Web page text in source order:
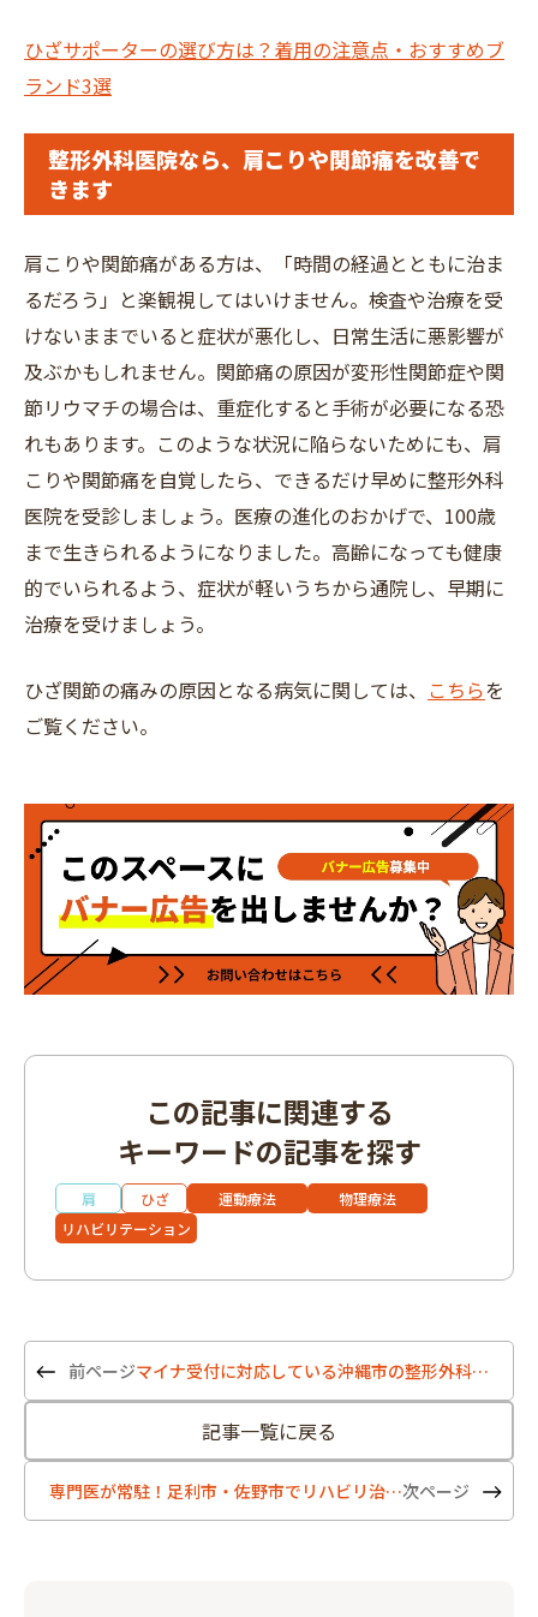
ひざサポーターの選び方は？着用の注意点・おすすめブ
ランド3選
整形外科医院なら、肩こりや関節痛を改善で
きます
肩こりや関節痛がある方は、「時間の経過とともに治ま
るだろう」と楽観視してはいけません。検査や治療を受
けないままでいると症状が悪化し、日常生活に悪影響が
及ぶかもしれません。関節痛の原因が変形性関節症や関
節リウマチの場合は、重症化すると手術が必要になる恐
れもあります。このような状況に陥らないためにも、肩
こりや関節痛を自覚したら、できるだけ早めに整形外科
医院を受診しましょう。医療の進化のおかげで、100歳
まで生きられるようになりました。高齢になっても健康
的でいられるよう、症状が軽いうちから通院し、早期に
治療を受けましょう。
ひざ関節の痛みの原因となる病気に関しては、 こちらを
ご覧ください。
この記事に関連する
キーワードの記事を探す
肩 ひざ 運動療法
物理療法
リハビリテーション
マイナ受付に対応している沖縄市の整形外科5選
記事一覧に戻る
専門医が常駐！足利市・佐野市でリハビリ治療も受けられる整形外科5選